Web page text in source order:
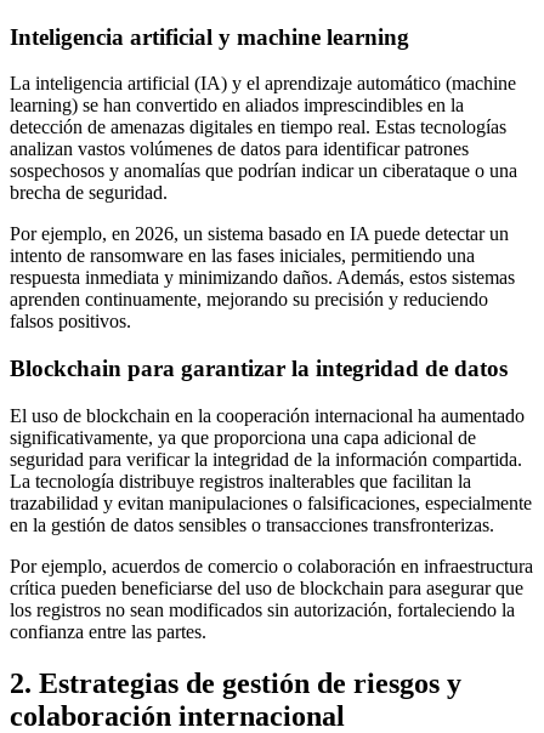
Inteligencia artificial y machine learning
La inteligencia artificial (IA) y el aprendizaje automático (machine
learning) se han convertido en aliados imprescindibles en la
detección de amenazas digitales en tiempo real. Estas tecnologías
analizan vastos volúmenes de datos para identificar patrones
sospechosos y anomalías que podrían indicar un ciberataque o una
brecha de seguridad.
Por ejemplo, en 2026, un sistema basado en IA puede detectar un
intento de ransomware en las fases iniciales, permitiendo una
respuesta inmediata y minimizando daños. Además, estos sistemas
aprenden continuamente, mejorando su precisión y reduciendo
falsos positivos.
Blockchain para garantizar la integridad de datos
El uso de blockchain en la cooperación internacional ha aumentado
significativamente, ya que proporciona una capa adicional de
seguridad para verificar la integridad de la información compartida.
La tecnología distribuye registros inalterables que facilitan la
trazabilidad y evitan manipulaciones o falsificaciones, especialmente
en la gestión de datos sensibles o transacciones transfronterizas.
Por ejemplo, acuerdos de comercio o colaboración en infraestructura
crítica pueden beneficiarse del uso de blockchain para asegurar que
los registros no sean modificados sin autorización, fortaleciendo la
confianza entre las partes.
2. Estrategias de gestión de riesgos y
colaboración internacional